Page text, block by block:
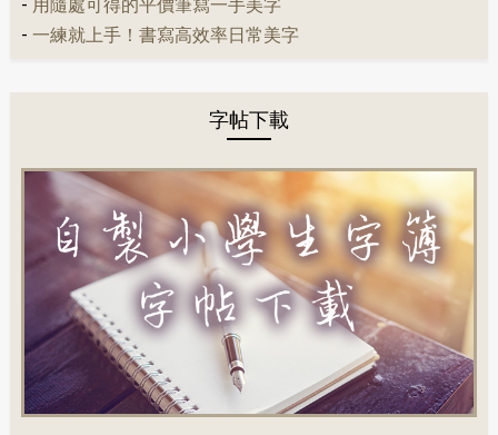
- 用隨處可得的平價筆寫一手美字
- 一練就上手！書寫高效率日常美字
字帖下載